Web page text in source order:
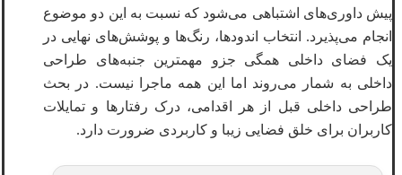
پیش داوری‌های اشتباهی می‌شود که نسبت به این دو موضوع
انجام می‌پذیرد. انتخاب اندودها، رنگ‌ها و پوشش‌های نهایی در
یک فضای داخلی همگی جزو مهمترین جنبه‌های طراحی
داخلی به شمار می‌روند اما این همه ماجرا نیست. در بحث
طراحی داخلی قبل از هر اقدامی، درک رفتارها و تمایلات
کاربران برای خلق فضایی زیبا و کاربردی ضرورت دارد.